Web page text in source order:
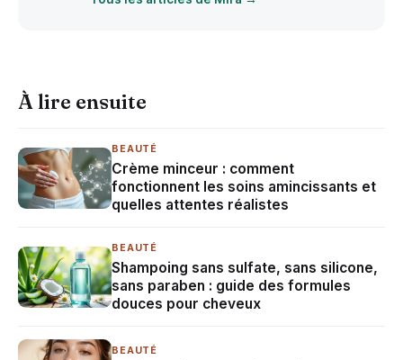
À lire ensuite
BEAUTÉ
Crème minceur : comment
fonctionnent les soins amincissants et
quelles attentes réalistes
BEAUTÉ
Shampoing sans sulfate, sans silicone,
sans paraben : guide des formules
douces pour cheveux
BEAUTÉ